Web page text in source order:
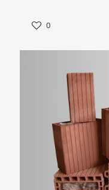
0